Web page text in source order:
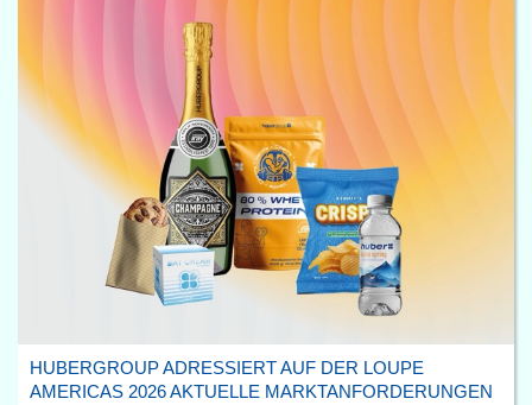
HUBERGROUP ADRESSIERT AUF DER LOUPE
AMERICAS 2026 AKTUELLE MARKTANFORDERUNGEN